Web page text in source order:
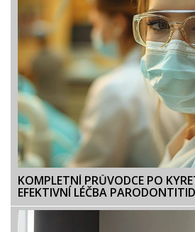
KOMPLETNÍ PRŮVODCE PO
EFEKTIVNÍ LÉČBA